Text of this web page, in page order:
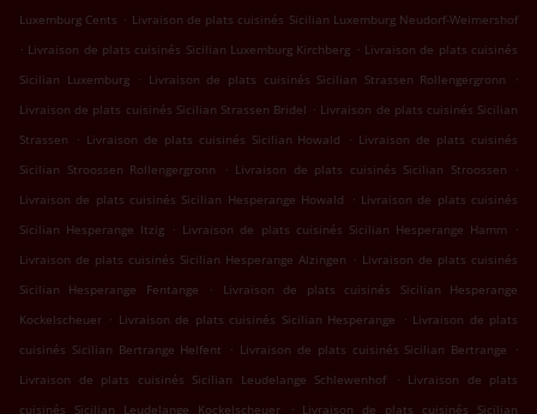
Luxemburg Cents . Livraison de plats cuisinés Sicilian Luxemburg Neudorf-Weimershof
. Livraison de plats cuisinés Sicilian Luxemburg Kirchberg . Livraison de plats cuisinés
Sicilian Luxemburg . Livraison de plats cuisinés Sicilian Strassen Rollengergronn
.
Livraison de plats cuisinés Sicilian Strassen Bridel . Livraison de plats cuisinés Sicilian
Strassen
. Livraison de plats cuisinés Sicilian Howald . Livraison de plats cuisinés
Sicilian Stroossen Rollengergronn
. Livraison de plats cuisinés Sicilian Stroossen
.
Livraison de plats cuisinés Sicilian Hesperange Howald
. Livraison de plats cuisinés
Sicilian Hesperange Itzig . Livraison de plats cuisinés Sicilian Hesperange Hamm
.
Livraison de plats cuisinés Sicilian Hesperange Alzingen . Livraison de plats cuisinés
Sicilian Hesperange Fentange
.
Livraison de plats cuisinés Sicilian Hesperange
Kockelscheuer . Livraison de plats cuisinés Sicilian Hesperange . Livraison de plats
cuisinés Sicilian Bertrange Helfent
. Livraison de plats cuisinés Sicilian Bertrange
.
Livraison de plats cuisinés Sicilian Leudelange Schlewenhof
. Livraison de plats
cuisinés Sicilian Leudelange Kockelscheuer
. Livraison de plats cuisinés Sicilian